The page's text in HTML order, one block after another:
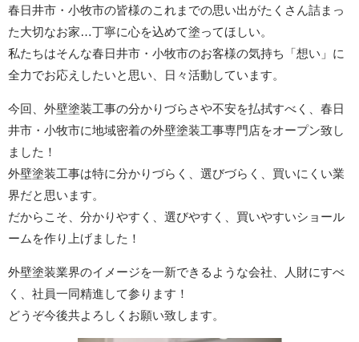
春日井市・小牧市の皆様のこれまでの思い出がたくさん詰まっ
た大切なお家…丁寧に心を込めて塗ってほしい。
私たちはそんな春日井市・小牧市のお客様の気持ち「想い」に
全力でお応えしたいと思い、日々活動しています。
今回、外壁塗装工事の分かりづらさや不安を払拭すべく、春日
井市・小牧市に地域密着の外壁塗装工事専門店をオープン致し
ました！
外壁塗装工事は特に分かりづらく、選びづらく、買いにくい業
界だと思います。
だからこそ、分かりやすく、選びやすく、買いやすいショール
ームを作り上げました！
外壁塗装業界のイメージを一新できるような会社、人財にすべ
く、社員一同精進して参ります！
どうぞ今後共よろしくお願い致します。